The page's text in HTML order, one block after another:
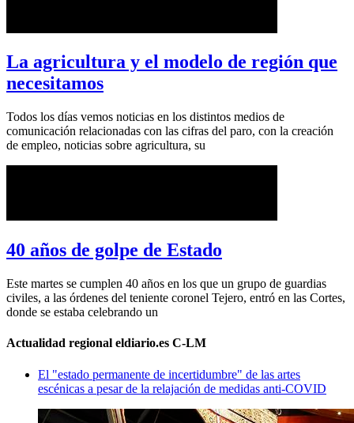
La agricultura y el modelo de región que
necesitamos
Todos los días vemos noticias en los distintos medios de
comunicación relacionadas con las cifras del paro, con la creación
de empleo, noticias sobre agricultura, su
40 años de golpe de Estado
Este martes se cumplen 40 años en los que un grupo de guardias
civiles, a las órdenes del teniente coronel Tejero, entró en las Cortes,
donde se estaba celebrando un
Actualidad regional eldiario.es C-LM
El "estado permanente de incertidumbre" de las artes
escénicas a pesar de la relajación de medidas anti-COVID